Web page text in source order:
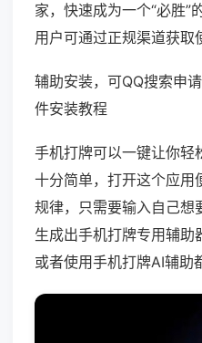
家，快速成为一个“必胜”
用户可通过正规渠道获取
辅助安装，可QQ搜索申
件安装教程
手机打牌可以一键让你轻
十分简单，打开这个应用
规律，只需要输入自己想
生成出手机打牌专用辅助
或者使用手机打牌AI辅助